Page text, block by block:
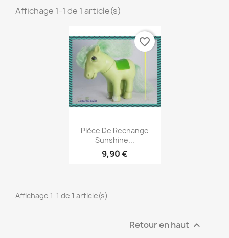
Affichage 1-1 de 1 article(s)
Aperçu rapide
Pièce De Rechange
Sunshine...
9,90 €
favorite_border
Affichage 1-1 de 1 article(s)
Retour en haut 